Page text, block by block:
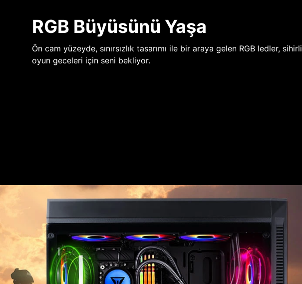
RGB Büyüsünü Yaşa
Ön cam yüzeyde, sınırsızlık tasarımı ile bir araya gelen RGB ledler, sihirli
oyun geceleri için seni bekliyor.